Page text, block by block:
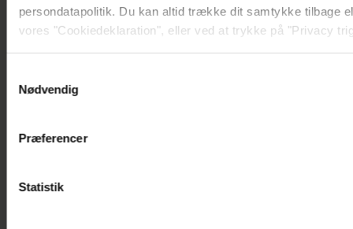
persondatapolitik. Du kan altid trække dit samtykke tilbage
vores "Cookiedeklaration", eller ved at trykke på "Privacy
Vi anvender egne cookies og cookies fra tredjeparter til at
generere statistik og huske dine præferencer samt til brug
Nødvendig
Præferencer
Statistik
HEROGNU
KENDTE